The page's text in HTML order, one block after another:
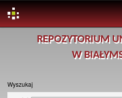
REPOZYTORIUM
W
Wyszukaj